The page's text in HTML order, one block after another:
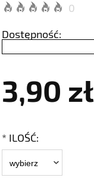
0
Dostępność:
3,90 zł
* ILOŚĆ: